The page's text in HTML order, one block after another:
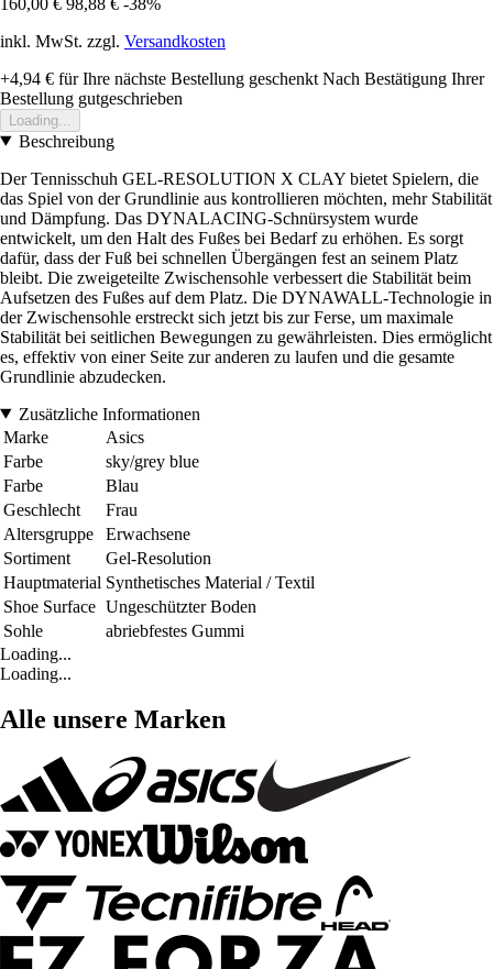
inkl. MwSt. zzgl. Versandkosten
+4,94 € für Ihre nächste Bestellung geschenkt Nach Bestätigung Ihrer
Bestellung gutgeschrieben
Loading...
Beschreibung
Der Tennisschuh GEL-RESOLUTION X CLAY bietet Spielern, die
das Spiel von der Grundlinie aus kontrollieren möchten, mehr Stabilität
und Dämpfung. Das DYNALACING-Schnürsystem wurde
entwickelt, um den Halt des Fußes bei Bedarf zu erhöhen. Es sorgt
dafür, dass der Fuß bei schnellen Übergängen fest an seinem Platz
bleibt. Die zweigeteilte Zwischensohle verbessert die Stabilität beim
Aufsetzen des Fußes auf dem Platz. Die DYNAWALL-Technologie in
der Zwischensohle erstreckt sich jetzt bis zur Ferse, um maximale
Stabilität bei seitlichen Bewegungen zu gewährleisten. Dies ermöglicht
es, effektiv von einer Seite zur anderen zu laufen und die gesamte
Grundlinie abzudecken.
Zusätzliche Informationen
Marke
Asics
Farbe
sky/grey blue
Farbe
Blau
Geschlecht
Frau
Altersgruppe
Erwachsene
Sortiment
Gel-Resolution
Hauptmaterial Synthetisches Material / Textil
Shoe Surface Ungeschützter Boden
Sohle
abriebfestes Gummi
Loading...
Loading...
Alle unsere Marken